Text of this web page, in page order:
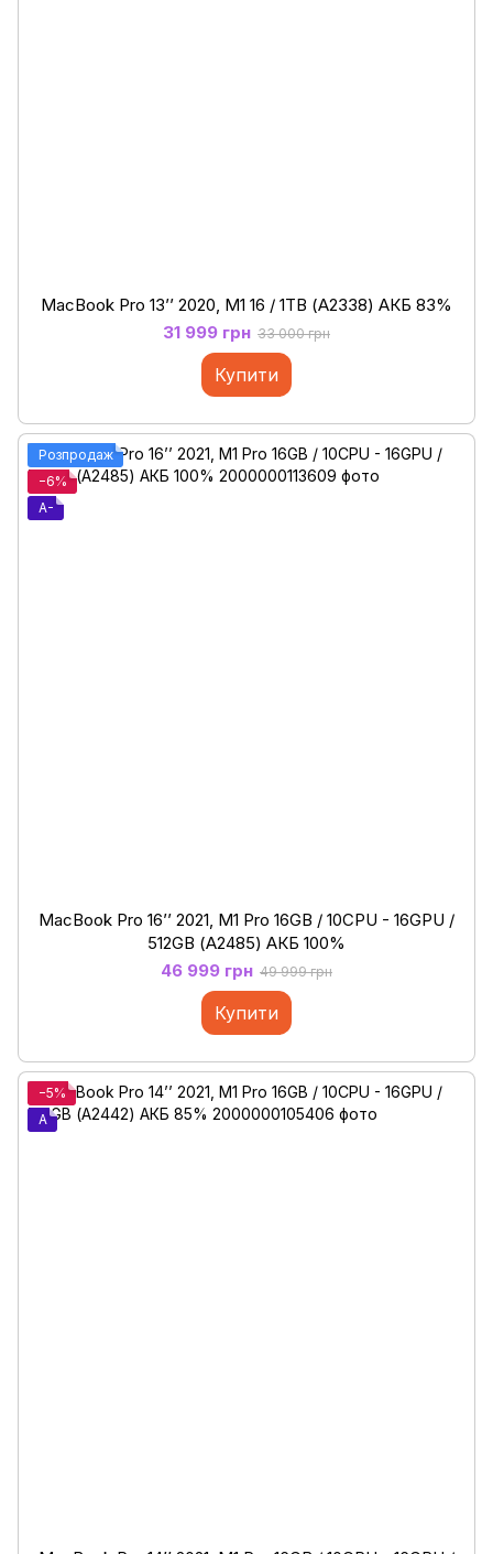
MacBook Pro 13’’ 2020, M1 16 / 1ТB (А2338) АКБ 83%
31 999 грн 33 000 грн
Купити
Розпродаж
−6%
A-
MacBook Pro 16’’ 2021, M1 Pro 16GB / 10CPU - 16GPU /
512GB (А2485) АКБ 100%
46 999 грн 49 999 грн
Купити
−5%
A